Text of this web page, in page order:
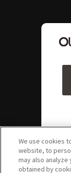
We use cookies
website, to
may also
obtained by